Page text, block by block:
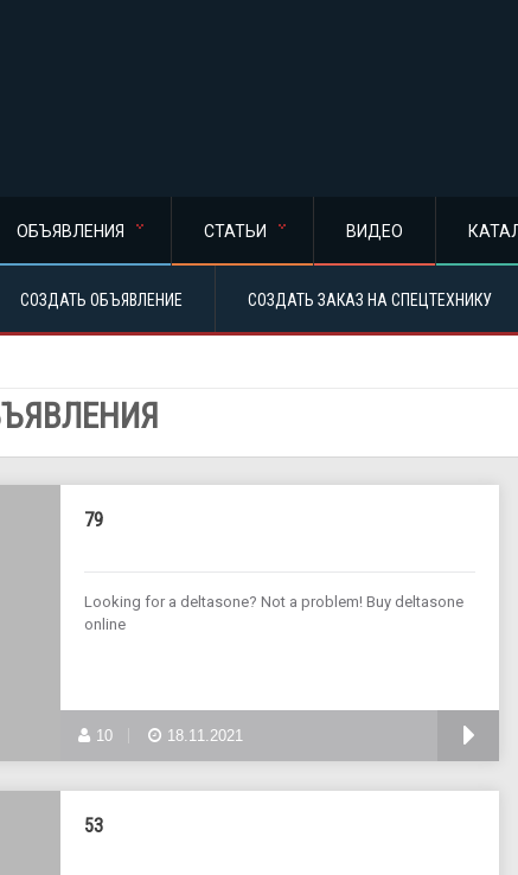
ОБЪЯВЛЕНИЯ СТАТЬИ ВИДЕО
СОЗДАТЬ ОБЪЯВЛЕНИЕ СОЗДАТЬ ЗАКАЗ НА СПЕЦТЕХНИКУ
79
Looking for a deltasone? Not a problem! Buy deltasone
online
10 18.11.2021
53